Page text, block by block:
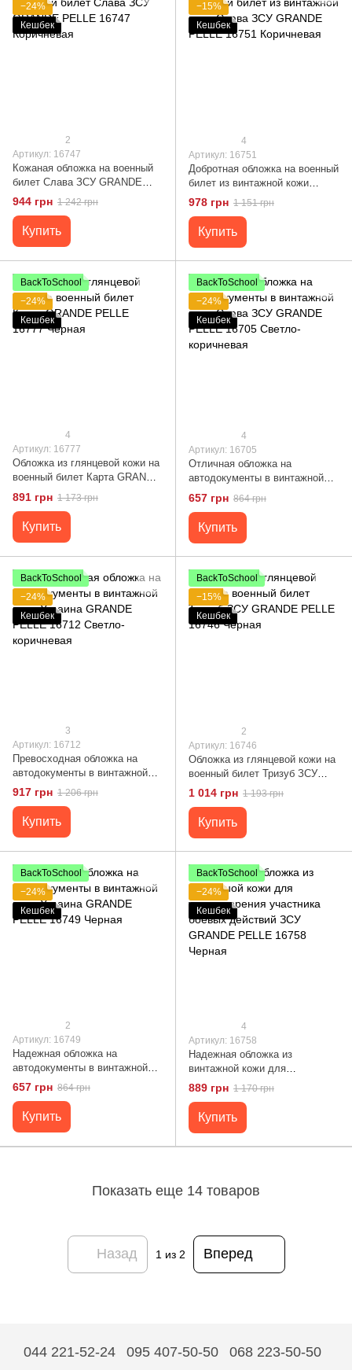
−24%
Кешбек
2
Артикул: 16747
Кожаная обложка на военный
билет Слава ЗСУ GRANDE
PELLE 16747 Коричневая
944 грн 1 242 грн
Купить
−15%
Кешбек
4
Артикул: 16751
Добротная обложка на военный
билет из винтажной кожи
Слава ЗСУ GRANDE PELLE
16751 Коричневая
978 грн 1 151 грн
Купить
BackToSchool
−24%
Кешбек
4
Артикул: 16777
Обложка из глянцевой кожи на
военный билет Карта GRANDE
PELLE 16777 Черная
891 грн 1 173 грн
Купить
BackToSchool
−24%
Кешбек
4
Артикул: 16705
Отличная обложка на
автодокументы в винтажной
коже Слава ЗСУ GRANDE
PELLE 16705 Светло-
коричневая
657 грн 864 грн
Купить
BackToSchool
−24%
Кешбек
3
Артикул: 16712
Превосходная обложка на
автодокументы в винтажной
коже Украина GRANDE PELLE
16712 Светло-коричневая
917 грн 1 206 грн
Купить
BackToSchool
−15%
Кешбек
2
Артикул: 16746
Обложка из глянцевой кожи на
военный билет Тризуб ЗСУ
GRANDE PELLE 16746 Черная
1 014 грн 1 193 грн
Купить
BackToSchool
−24%
Кешбек
2
Артикул: 16749
Надежная обложка на
автодокументы в винтажной
коже Украина GRANDE PELLE
16749 Черная
657 грн 864 грн
Купить
BackToSchool
−24%
Кешбек
4
Артикул: 16758
Надежная обложка из
винтажной кожи для
удостоверения участника
боевых действий ЗСУ GRANDE
PELLE 16758 Черная
889 грн 1 170 грн
Купить
Показать еще 14 товаров
Назад 1 из 2 Вперед
044 221-52-24 095 407-50-50
068 223-50-50